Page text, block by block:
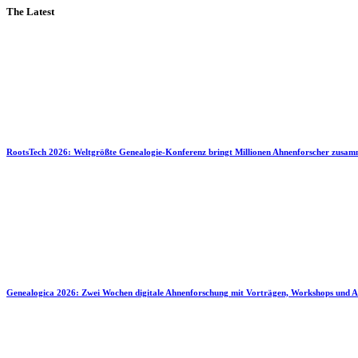
The Latest
RootsTech 2026: Weltgrößte Genealogie-Konferenz bringt Millionen Ahnenforscher
Genealogica 2026: Zwei Wochen digitale Ahnenforschung mit Vorträgen, Workshops und